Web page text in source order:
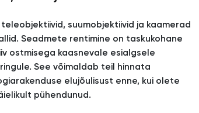
teleobjektiivid, suumobjektiivid ja kaamerad
Seadmete rentimine on taskukohane
ostmisega kaasnevale esialgsele
See võimaldab teil hinnata
elujõulisust enne, kui olete
pühendunud.